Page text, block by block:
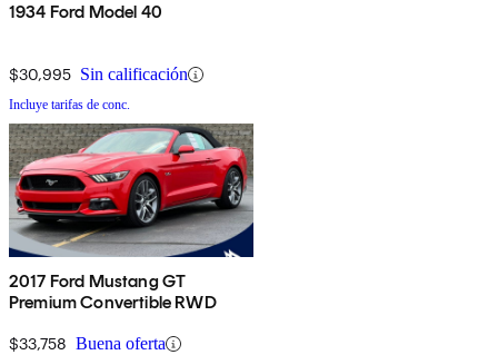
1934 Ford Model 40
$30,995 Sin calificación
Incluye tarifas de conc.
2017 Ford Mustang GT
Premium Convertible RWD
$33,758 Buena oferta